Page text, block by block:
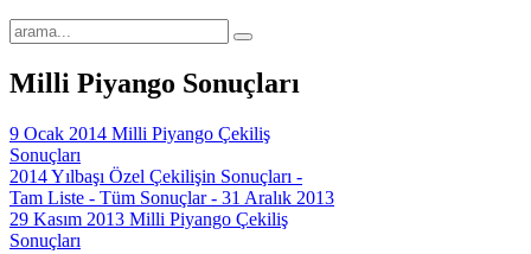
Milli Piyango Sonuçları
9 Ocak 2014 Milli Piyango Çekiliş
Sonuçları
2014 Yılbaşı Özel Çekilişin Sonuçları -
Tam Liste - Tüm Sonuçlar - 31 Aralık 2013
29 Kasım 2013 Milli Piyango Çekiliş
Sonuçları